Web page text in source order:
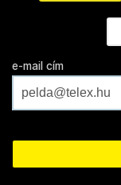
e-mail cím